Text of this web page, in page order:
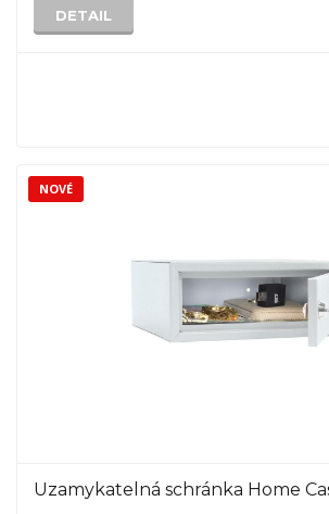
DETAIL
Uzamykatelná schránka Home
NOVÉ